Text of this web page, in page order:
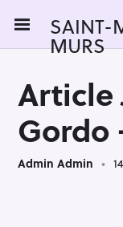
i
SAINT-
MURS
Article
Gordo
Admin Admin